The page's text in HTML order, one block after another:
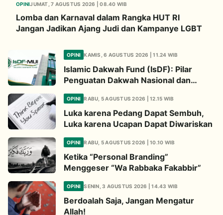
OPINIJUMAT, 7 AGUSTUS 2026 | 08.40 WIB
Lomba dan Karnaval dalam Rangka HUT RI
Jangan Jadikan Ajang Judi dan Kampanye LGBT
OPINI KAMIS, 6 AGUSTUS 2026 | 11.24 WIB
Islamic Dakwah Fund (IsDF): Pilar
Penguatan Dakwah Nasional dan
OPINI RABU, 5 AGUSTUS 2026 | 12.15 WIB
Luka karena Pedang Dapat Sembuh,
Luka karena Ucapan Dapat Diwariskan
OPINI RABU, 5 AGUSTUS 2026 | 10.10 WIB
Ketika “Personal Branding”
Menggeser “Wa Rabbaka Fakabbir”
OPINI SENIN, 3 AGUSTUS 2026 | 14.43 WIB
Berdoalah Saja, Jangan Mengatur
Allah!